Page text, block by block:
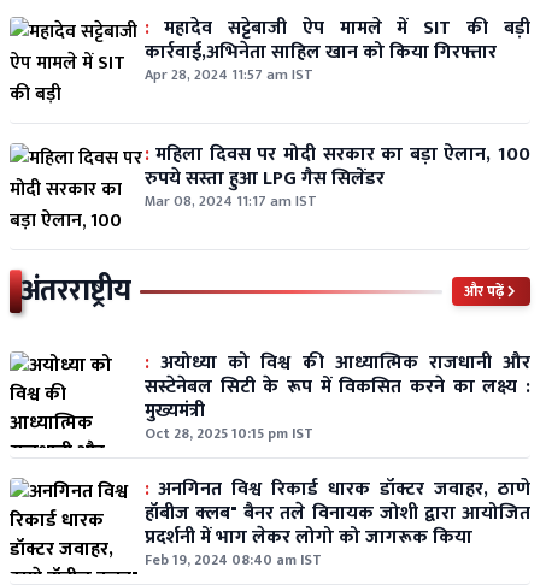
: महादेव सट्टेबाजी ऐप मामले में SIT की बड़ी
कार्रवाई,अभिनेता साहिल खान को किया गिरफ्तार
Apr 28, 2024 11:57 am IST
:महिला दिवस पर मोदी सरकार का बड़ा ऐलान, 100
रुपये सस्ता हुआ LPG गैस सिलेंडर
Mar 08, 2024 11:17 am IST
अंतरराष्ट्रीय और पढ़ें
: अयोध्या को विश्व की आध्यात्मिक राजधानी और
सस्टेनेबल सिटी के रूप में विकसित करने का लक्ष्य :
मुख्यमंत्री
Oct 28, 2025 10:15 pm IST
: अनगिनत विश्व रिकार्ड धारक डॉक्टर जवाहर, ठाणे
हॉबीज क्लब" बैनर तले विनायक जोशी द्वारा आयोजित
प्रदर्शनी में भाग लेकर लोगो को जागरूक किया
Feb 19, 2024 08:40 am IST